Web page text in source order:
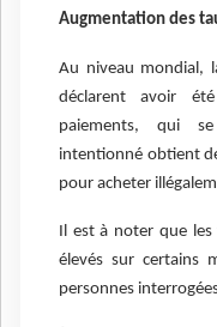
Augmentation des
Au niveau mondial,
déclarent avoir
paiements, qui
intentionné obtient
pour acheter
Il est à noter que
élevés sur certains
personnes